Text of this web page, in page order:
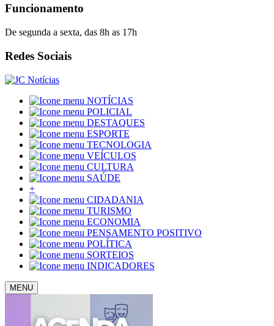
Funcionamento
De segunda a sexta, das 8h as 17h
Redes Sociais
NOTÍCIAS
POLICIAL
DESTAQUES
ESPORTE
TECNOLOGIA
VEÍCULOS
CULTURA
SAÚDE
+
CIDADANIA
TURISMO
ECONOMIA
PENSAMENTO POSITIVO
POLÍTICA
SORTEIOS
INDICADORES
MENU